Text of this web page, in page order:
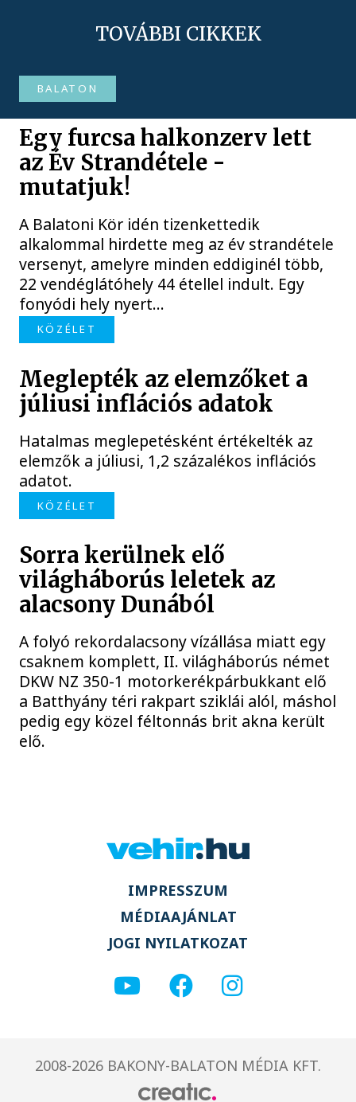
TOVÁBBI CIKKEK
BALATON
Egy furcsa halkonzerv lett
az Év Strandétele -
mutatjuk!
A Balatoni Kör idén tizenkettedik
alkalommal hirdette meg az év strandétele
versenyt, amelyre minden eddiginél több,
22 vendéglátóhely 44 étellel indult. Egy
fonyódi hely nyert...
KÖZÉLET
Meglepték az elemzőket a
júliusi inflációs adatok
Hatalmas meglepetésként értékelték az
elemzők a júliusi, 1,2 százalékos inflációs
adatot.
KÖZÉLET
Sorra kerülnek elő
világháborús leletek az
alacsony Dunából
A folyó rekordalacsony vízállása miatt egy
csaknem komplett, II. világháborús német
DKW NZ 350-1 motorkerékpárbukkant elő
a Batthyány téri rakpart sziklái alól, máshol
pedig egy közel féltonnás brit akna került
elő.
IMPRESSZUM
MÉDIAAJÁNLAT
JOGI NYILATKOZAT
2008-2026 BAKONY-BALATON MÉDIA KFT.